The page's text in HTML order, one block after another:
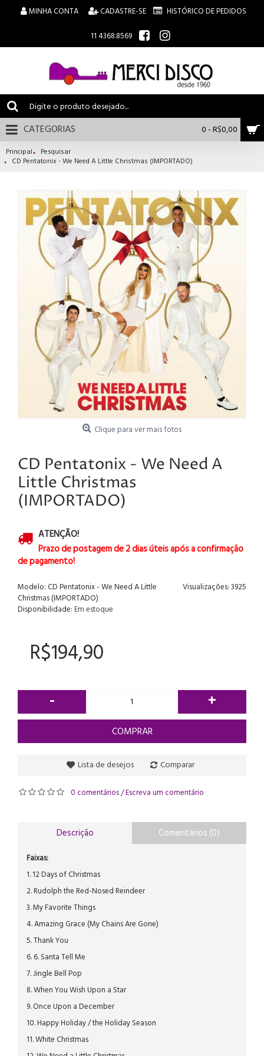
MINHA CONTA CADASTRE-SE
HISTÓRICO DE PEDIDOS
11 4368.8569
0 - R$0,00
CATEGORIAS
Principal
Pesquisar
CD Pentatonix - We Need A Little Christmas (IMPORTADO)
Clique para ver mais fotos
CD Pentatonix - We Need A
Little Christmas
(IMPORTADO)
ATENÇÃO!
Prazo de postagem de 2 dias úteis após a confirmação
de pagamento!
Visualizações: 3925
Modelo: CD Pentatonix - We Need A Little
Christmas (IMPORTADO)
Disponibilidade:Em estoque
R$194,90
- +
COMPRAR
Lista de desejos Comparar
0 comentários/Escreva um comentário
Descrição Comentários (0)
Faixas:
1. 12 Days of Christmas
2. Rudolph the Red-Nosed Reindeer
3. My Favorite Things
4. Amazing Grace (My Chains Are Gone)
5. Thank You
6. 6. Santa Tell Me
7. Jingle Bell Pop
8. When You Wish Upon a Star
9. Once Upon a December
10. Happy Holiday / the Holiday Season
11. White Christmas